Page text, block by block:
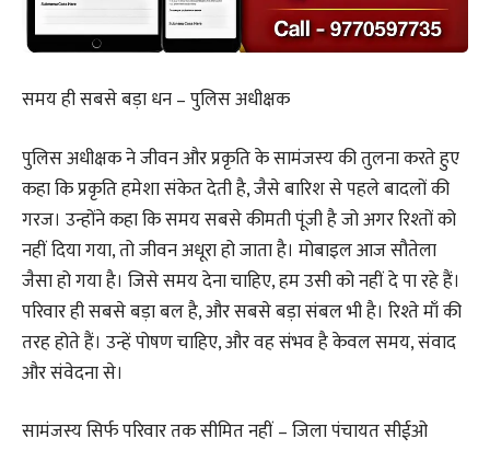
समय ही सबसे बड़ा धन – पुलिस अधीक्षक
पुलिस अधीक्षक ने जीवन और प्रकृति के सामंजस्य की तुलना करते हुए
कहा कि प्रकृति हमेशा संकेत देती है, जैसे बारिश से पहले बादलों की
गरज। उन्होंने कहा कि समय सबसे कीमती पूंजी है जो अगर रिश्तों को
नहीं दिया गया, तो जीवन अधूरा हो जाता है। मोबाइल आज सौतेला
जैसा हो गया है। जिसे समय देना चाहिए, हम उसी को नहीं दे पा रहे हैं।
परिवार ही सबसे बड़ा बल है, और सबसे बड़ा संबल भी है। रिश्ते माँ की
तरह होते हैं। उन्हें पोषण चाहिए, और वह संभव है केवल समय, संवाद
और संवेदना से।
सामंजस्य सिर्फ परिवार तक सीमित नहीं – जिला पंचायत सीईओ